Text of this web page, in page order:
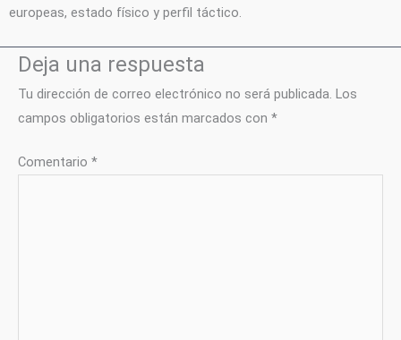
europeas, estado físico y perfil táctico.
Deja una respuesta
Tu dirección de correo electrónico no será publicada. Los
campos obligatorios están marcados con *
Comentario *